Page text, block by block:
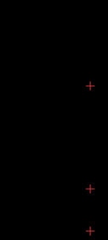
tay chỉ
thi công dân